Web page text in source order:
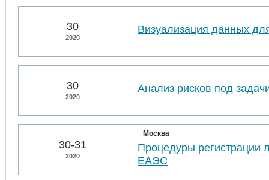
30
2020
Визуализация данных
30
2020
Анализ рисков под
30-31
2020
Москва
Процедуры регистрации
ЕАЭС